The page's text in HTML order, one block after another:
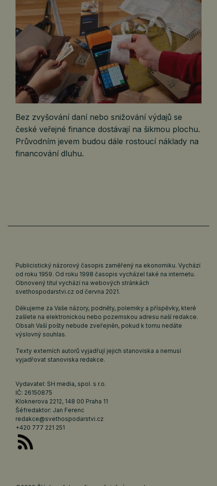
Bez zvyšování daní nebo snižování výdajů se
české veřejné finance dostávají na šikmou plochu.
Průvodním jevem budou dále rostoucí náklady na
financování dluhu.
Publicistický názorový časopis zaměřený na ekonomiku. Vychází
od roku 1959. Od roku 1998 časopis vycházel také na internetu.
Obnovený titul vychází na webových stránkách
svethospodarstvi.cz od června 2021.
Děkujeme za Vaše názory, podněty, polemiky a příspěvky, které
zašlete na elektronickou nebo pozemskou adresu naší redakce.
Obsah Vaší pošty nebude zveřejněn, pokud k tomu nedáte
výslovný souhlas.
Texty externích autorů vyjadřují jejich stanoviska a nemusí
vyjadřovat stanoviska redakce.
Vydavatel: SH media, spol. s r.o.
IČ: 26150875
Kloknerova 2212, 148 00 Praha 11
Šéfredaktor: Jan Ferenc
redakce@svethospodarstvi.cz
+420 777 221 251